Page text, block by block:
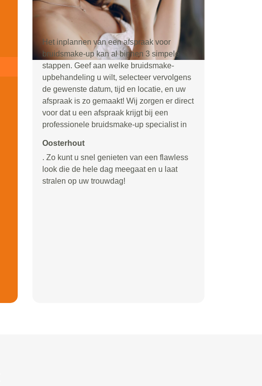
Het inplannen van een afspraak voor
bruidsmake-up kan al binnen 3 simpele
stappen. Geef aan welke bruidsmake-
upbehandeling u wilt, selecteer vervolgens
de gewenste datum, tijd en locatie, en uw
afspraak is zo gemaakt! Wij zorgen er direct
voor dat u een afspraak krijgt bij een
professionele bruidsmake-up specialist in
Oosterhout
. Zo kunt u snel genieten van een flawless
look die de hele dag meegaat en u laat
stralen op uw trouwdag!